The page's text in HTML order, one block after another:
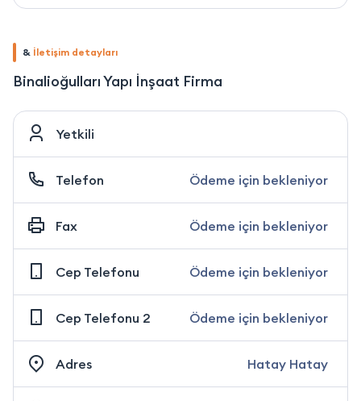
& İletişim detayları
Binalioğulları Yapı İnşaat Firma
Yetkili
Telefon Ödeme için bekleniyor
Fax Ödeme için bekleniyor
Cep Telefonu Ödeme için bekleniyor
Cep Telefonu 2 Ödeme için bekleniyor
Adres Hatay Hatay